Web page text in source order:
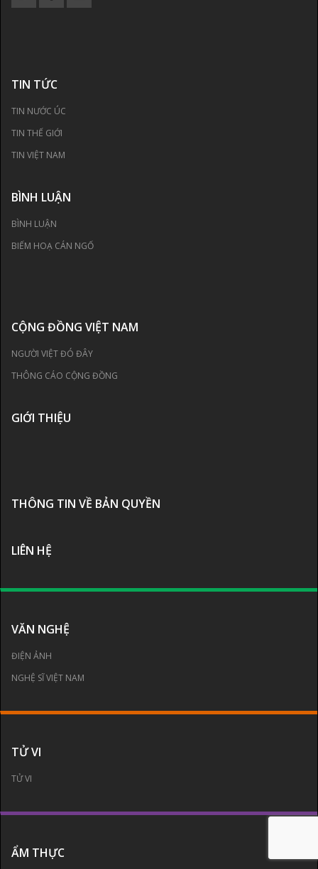
TIN TỨC
TIN NƯỚC ÚC
TIN THẾ GIỚI
TIN VIỆT NAM
BÌNH LUẬN
BÌNH LUẬN
BIẾM HOẠ CÁN NGỐ
CỘNG ĐỒNG VIỆT NAM
NGƯỜI VIỆT ĐÓ ĐÂY
THÔNG CÁO CỘNG ĐỒNG
GIỚI THIỆU
THÔNG TIN VỀ BẢN QUYỀN
LIÊN HỆ
VĂN NGHỆ
ĐIỆN ẢNH
NGHỆ SĨ VIỆT NAM
TỬ VI
TỬ VI
ẨM THỰC